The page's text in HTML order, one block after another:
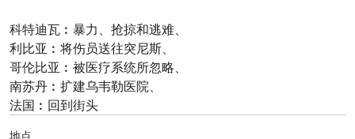
科特迪瓦︰暴力、抢掠和逃难、
利比亚︰将伤员送往突尼斯、
哥伦比亚︰被医疗系统所忽略、
南苏丹︰扩建乌韦勒医院、
法国︰回到街头
地点